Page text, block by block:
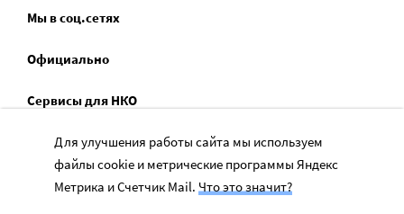
Мы в соц.сетях
Официально
Сервисы для НКО
Спецпроекты
Социальное служение
Для улучшения работы сайта мы используем
файлы cookie и метрические программы Яндекс
Метрика и Счетчик Mail. Что это значит?